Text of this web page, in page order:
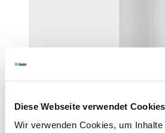
Diese Webseite verwendet Cookies
Wir verwenden Cookies, um